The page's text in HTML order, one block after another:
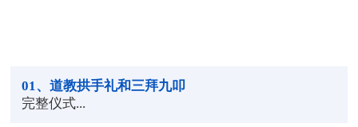
01 、道教拱手礼和三拜九叩
完整仪式...